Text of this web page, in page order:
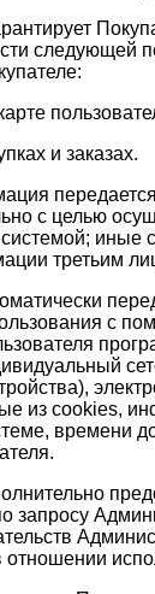
следующей
и заказах.
с целью
иные
третьим
с
из cookies,
времени
запросу
отношении